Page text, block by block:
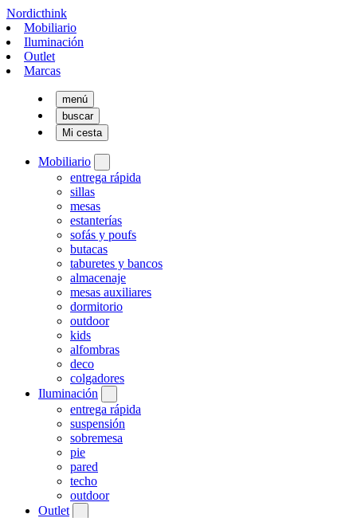
Nordicthink
Mobiliario
Iluminación
Outlet
Marcas
menú
buscar
Mi cesta
Mobiliario
entrega rápida
sillas
mesas
estanterías
sofás y poufs
butacas
taburetes y bancos
almacenaje
mesas auxiliares
dormitorio
outdoor
kids
alfombras
deco
colgadores
Iluminación
entrega rápida
suspensión
sobremesa
pie
pared
techo
outdoor
Outlet